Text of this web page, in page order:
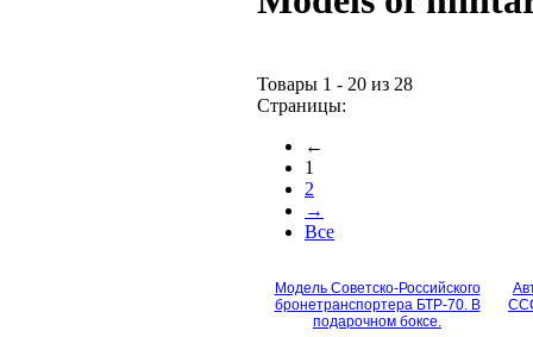
Товары 1 - 20 из 28
Страницы:
←
1
2
→
Все
Модель Советско-Российского
бронетранспортера БТР-70. В
подарочном боксе.